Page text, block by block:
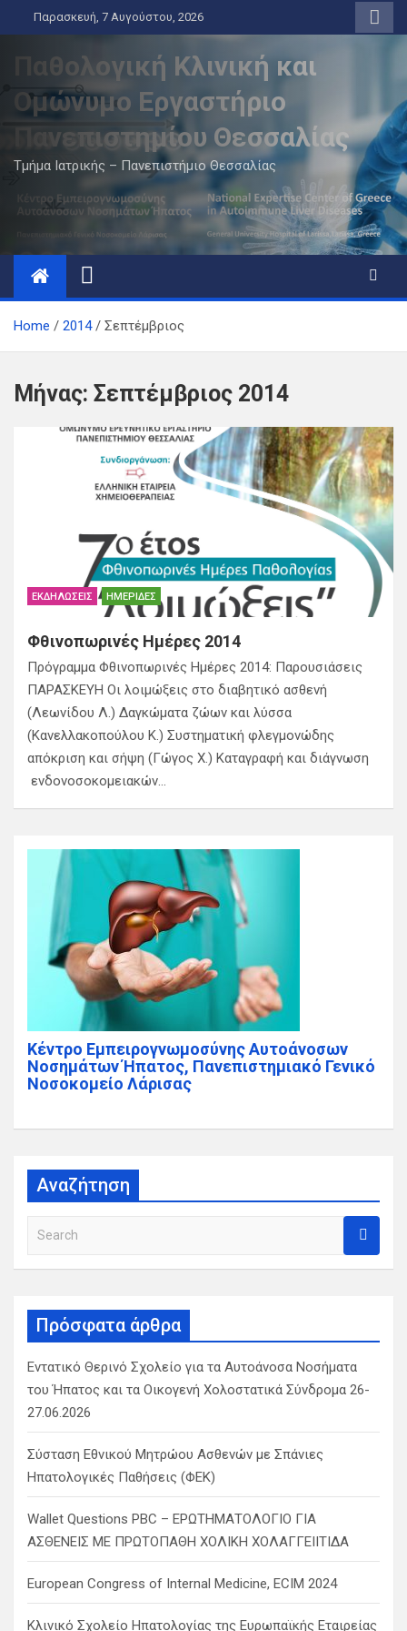
to
Παρασκευή, 7 Αυγούστου, 2026
Παθολογική Κλινική και
Ομώνυμο Εργαστήριο
Πανεπιστημίου Θεσσαλίας
Τμήμα Ιατρικής – Πανεπιστήμιο Θεσσαλίας
Home 2014 Σεπτέμβριος
Μήνας: Σεπτέμβριος 2014
ΕΚΔΗΛΏΣΕΙΣ ΗΜΕΡΊΔΕΣ
Φθινοπωρινές Ημέρες 2014
Πρόγραμμα Φθινοπωρινές Ημέρες 2014: Παρουσιάσεις
ΠΑΡΑΣΚΕΥΗ Οι λοιμώξεις στο διαβητικό ασθενή
(Λεωνίδου Λ.) Δαγκώματα ζώων και λύσσα
(Κανελλακοπούλου Κ.) Συστηματική φλεγμονώδης
απόκριση και σήψη (Γώγος Χ.) Καταγραφή και διάγνωση
ενδονοσοκομειακών…
Κέντρο Εμπειρογνωμοσύνης Αυτοάνοσων
Νοσημάτων Ήπατος, Πανεπιστημιακό Γενικό
Νοσοκομείο Λάρισας
Αναζήτηση
a
h
Πρόσφατα άρθρα
Εντατικό Θερινό Σχολείο για τα Αυτοάνοσα Νοσήματα
του Ήπατος και τα Οικογενή Χολοστατικά Σύνδρομα 26-
27.06.2026
Σύσταση Εθνικού Μητρώου Ασθενών με Σπάνιες
Ηπατολογικές Παθήσεις (ΦΕΚ)
Wallet Questions PBC – ΕΡΩΤΗΜΑΤΟΛΟΓΙΟ ΓΙΑ
ΑΣΘΕΝΕΙΣ ΜΕ ΠΡΩΤΟΠΑΘΗ ΧΟΛΙΚΗ ΧΟΛΑΓΓΕΙΙΤΙΔΑ
European Congress of Internal Medicine, ECIM 2024
Κλινικό Σχολείο Ηπατολογίας της Ευρωπαϊκής Εταιρείας